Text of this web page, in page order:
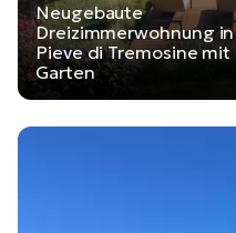
Neugebaute
Dreizimmerwohnung in
Pieve di Tremosine mit
Garten